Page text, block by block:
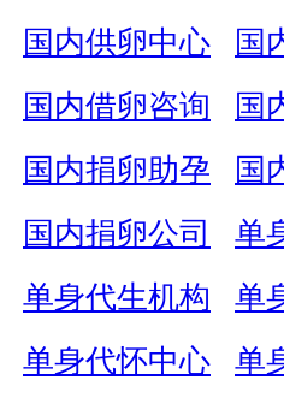
国内供卵中心 国
国内借卵咨询 国
国内捐卵助孕 国
国内捐卵公司 单
单身代生机构 单
单身代怀中心 单